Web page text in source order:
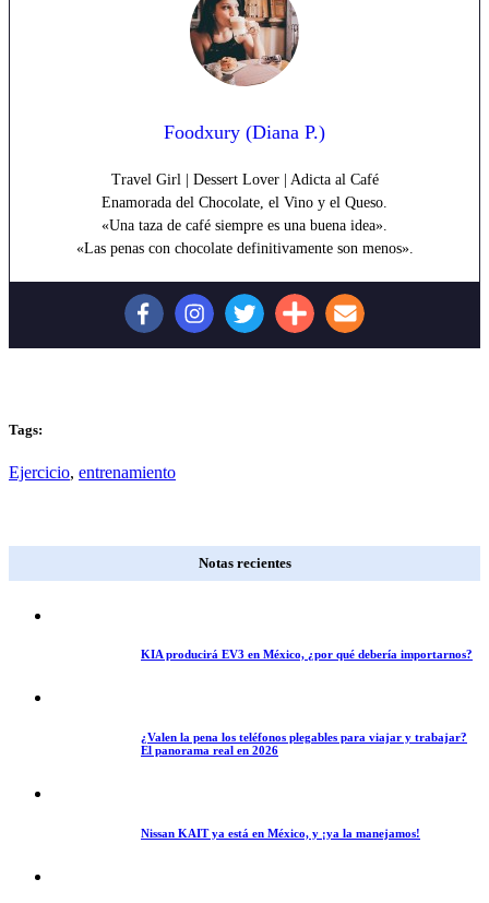
Foodxury (Diana P.)
Travel Girl | Dessert Lover | Adicta al Café
Enamorada del Chocolate, el Vino y el Queso.
«Una taza de café siempre es una buena idea».
«Las penas con chocolate definitivamente son menos».
Tags:
Ejercicio, entrenamiento
Notas recientes
KIA producirá EV3 en México, ¿por qué debería importarnos?
¿Valen la pena los teléfonos plegables para viajar y trabajar?
El panorama real en 2026
Nissan KAIT ya está en México, y ¡ya la manejamos!